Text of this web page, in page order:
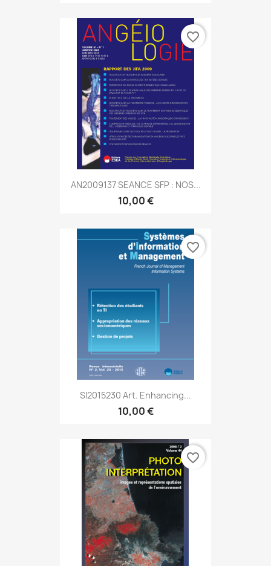
AN2009137 SEANCE SFP : NOS...
10,00 €
favorite_border
SI2015230 Art. Enhancing...
10,00 €
favorite_border
favorite_border